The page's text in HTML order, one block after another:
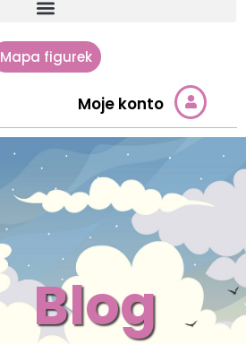
Mapa figurek
Moje konto
Blog